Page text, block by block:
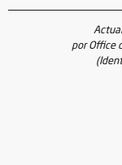
por Office